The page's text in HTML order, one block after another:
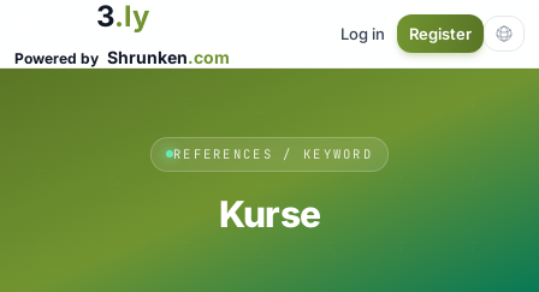
3.ly
Powered by Shrunken.com
Log in Register
REFERENCES / KEYWORD
Kurse